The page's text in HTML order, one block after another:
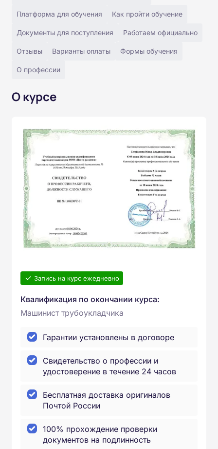
Платформа для обучения Как пройти обучение
Документы для поступления Работаем официально
Отзывы Варианты оплаты Формы обучения
О профессии
О курсе
Запись на курс ежедневно
Квалификация по окончании курса:
Машинист трубоукладчика
Гарантии установлены в договоре
Свидетельство о профессии и
удостоверение в течение 24 часов
Бесплатная доставка оригиналов
Почтой России
100% прохождение проверки
документов на подлинность